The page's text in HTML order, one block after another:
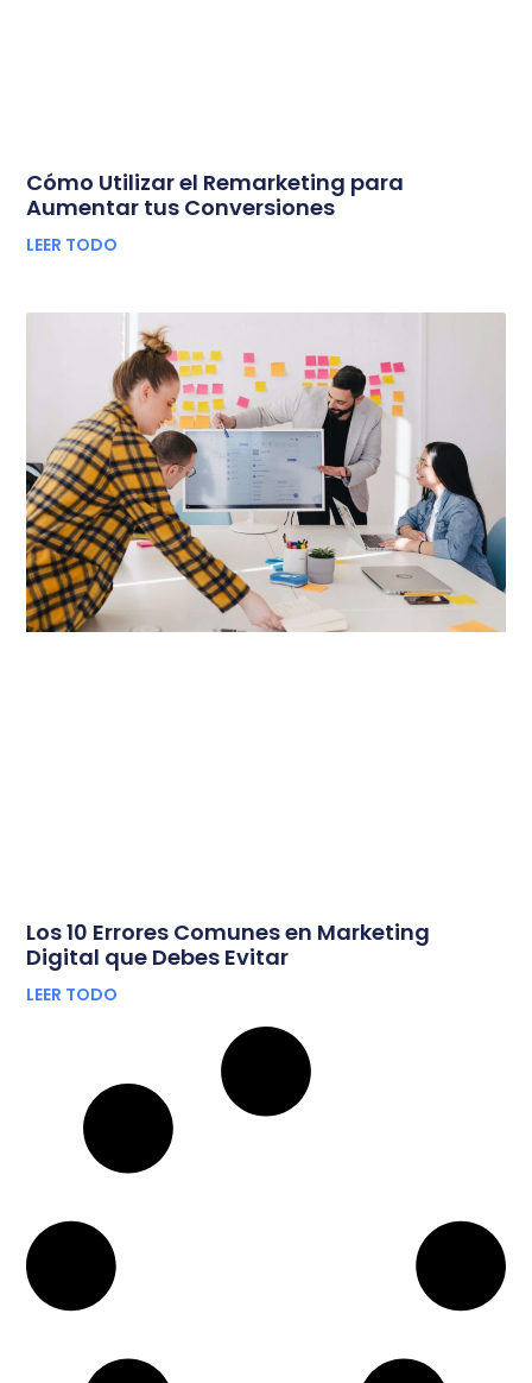
Cómo Utilizar el Remarketing para
Aumentar tus Conversiones
LEER TODO
Los 10 Errores Comunes en Marketing
Digital que Debes Evitar
LEER TODO